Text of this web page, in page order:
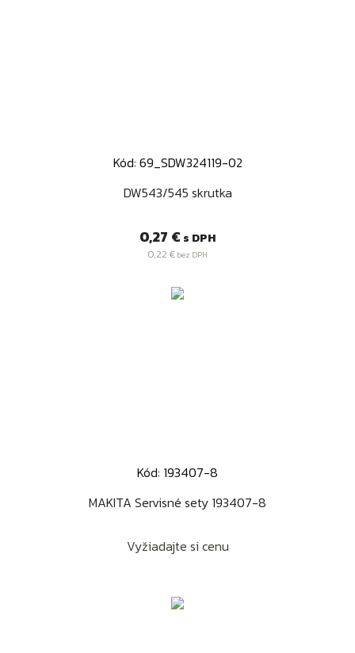
Kód: 69_SDW324119-02
DW543/545 skrutka
Cena
0,27 € s DPH
0,22 € bez DPH
Kód: 193407-8
MAKITA Servisné sety 193407-8
Vyžiadajte si cenu